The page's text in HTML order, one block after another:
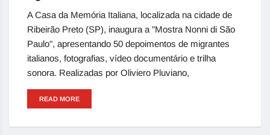
A Casa da Memória Italiana, localizada na cidade de
Ribeirão Preto (SP), inaugura a "Mostra Nonni di São
Paulo", apresentando 50 depoimentos de migrantes
italianos, fotografias, vídeo documentário e trilha
sonora. Realizadas por Oliviero Pluviano,
READ MORE